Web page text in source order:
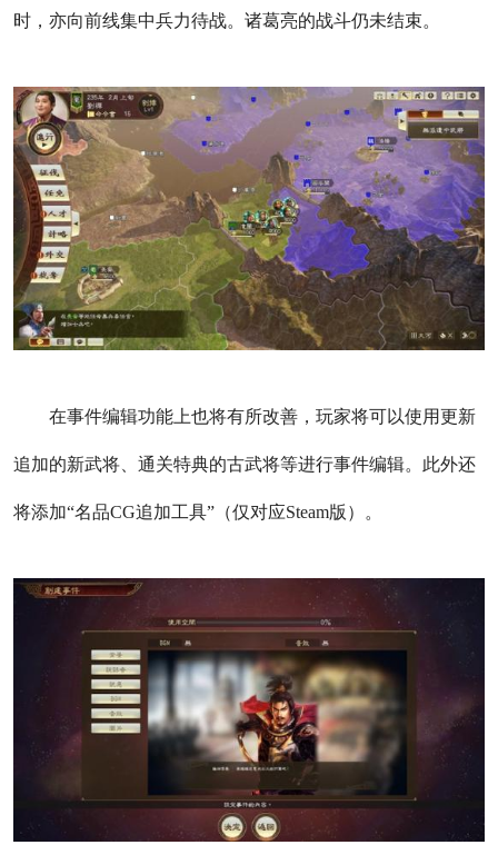
时，亦向前线集中兵力待战。诸葛亮的战斗仍未结束。
在事件编辑功能上也将有所改善，玩家将可以使用更新
追加的新武将、通关特典的古武将等进行事件编辑。此外还
将添加“名品CG追加工具”（仅对应Steam版）。